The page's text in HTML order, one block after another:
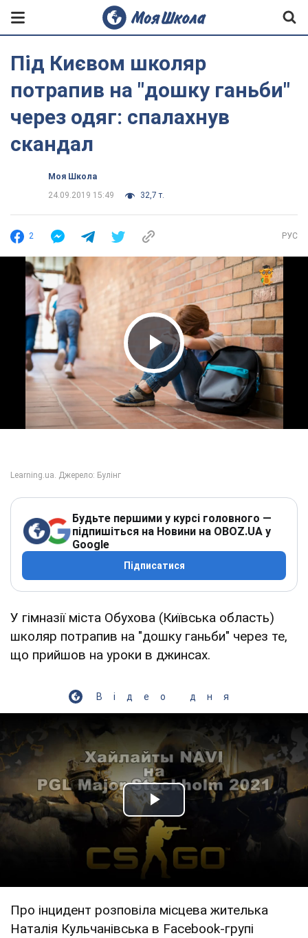
Під Києвом школяр
потрапив на "дошку ганьби"
через одяг: спалахнув
скандал
Моя Школа
24.09.2019 15:49
32,7 т.
2 РУС
Play Video
Будьте першими у курсі головного —
підпишіться на Новини на OBOZ.UA у
Google
Підписатися
У гімназії міста Обухова (Київська область)
школяр потрапив на "дошку ганьби" через те,
що прийшов на уроки в джинсах.
Відео дня
Play Video
Про інцидент розповіла місцева жителька
Наталія Кульчанівська в Facebook-групі